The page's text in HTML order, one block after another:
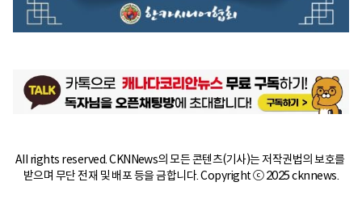
All rights reserved. CKNNews의 모든 콘텐츠(기사)는 저작권법의 보호를
받으며 무단 전재 및 배포 등을 금합니다. Copyright ⓒ 2025 cknnews.